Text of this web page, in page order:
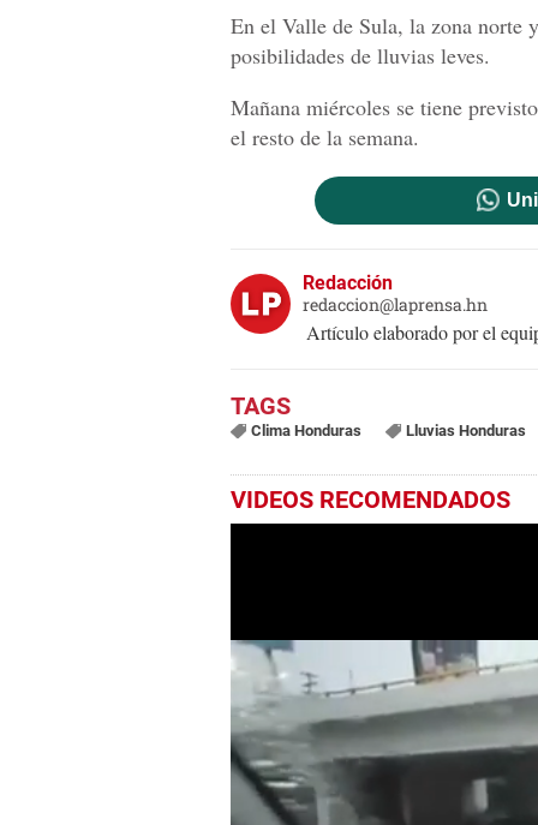
En el Valle de Sula, la zona norte
posibilidades de lluvias leves.
Mañana miércoles se tiene
el resto de la semana.
Redacción
redaccion@laprensa.hn
Artículo elaborado por el
Clima Honduras Lluvias Honduras
VIDEOS RECOMENDADOS